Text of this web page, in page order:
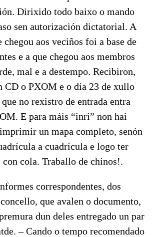
Dirixido todo baixo o mando
sen autorización dictatorial. A
aos veciños foi a base de
e a que chegou aos membros
mal e a destempo. Recibiron,
CD o PXOM e o día 23 de xullo
no rexistro de entrada entra
E para máis “inri” non hai
un mapa completo, senón
a cuadrícula e logo ter
con cola. Traballo de chinos!.
correspondentes, dos
que avalen o documento,
dun deles entregado un par
– Cando o tempo recomendado